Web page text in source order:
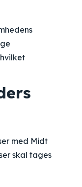
med Midt
skal tages